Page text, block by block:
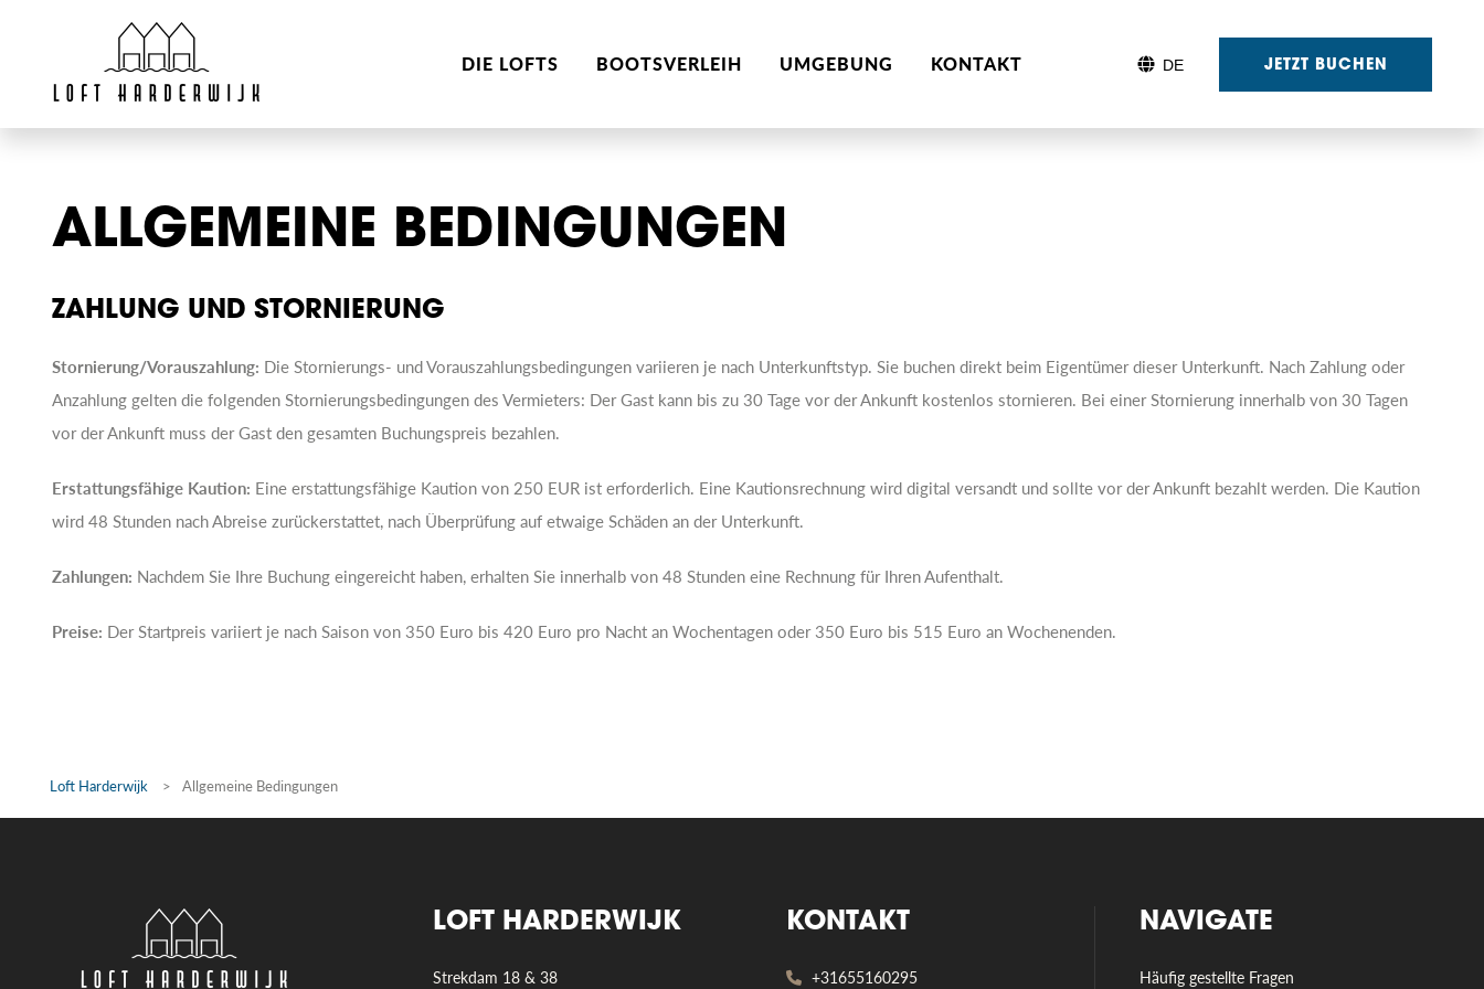
JETZT BUCHEN
DIE LOFTS BOOTSVERLEIH UMGEBUNG KONTAKT
ALLGEMEINE BEDINGUNGEN
ZAHLUNG UND STORNIERUNG
Stornierung/Vorauszahlung: Die Stornierungs- und Vorauszahlungsbedingungen variieren je nach Unterkunftstyp. Sie buchen direkt beim Eigentümer dieser Unterkunft. Nach Zahlung oder
Anzahlung gelten die folgenden Stornierungsbedingungen des Vermieters: Der Gast kann bis zu 30 Tage vor der Ankunft kostenlos stornieren. Bei einer Stornierung innerhalb von 30 Tagen
vor der Ankunft muss der Gast den gesamten Buchungspreis bezahlen.
Erstattungsfähige Kaution: Eine erstattungsfähige Kaution von 250 EUR ist erforderlich. Eine Kautionsrechnung wird digital versandt und sollte vor der Ankunft bezahlt werden. Die Kaution
wird 48 Stunden nach Abreise zurückerstattet, nach Überprüfung auf etwaige Schäden an der Unterkunft.
Zahlungen: Nachdem Sie Ihre Buchung eingereicht haben, erhalten Sie innerhalb von 48 Stunden eine Rechnung für Ihren Aufenthalt.
Preise: Der Startpreis variiert je nach Saison von 350 Euro bis 420 Euro pro Nacht an Wochentagen oder 350 Euro bis 515 Euro an Wochenenden.
Loft Harderwijk > Allgemeine Bedingungen
LOFT HARDERWIJK
Strekdam 18 & 38
KONTAKT
+31655160295
NAVIGATE
Häufig gestellte Fragen